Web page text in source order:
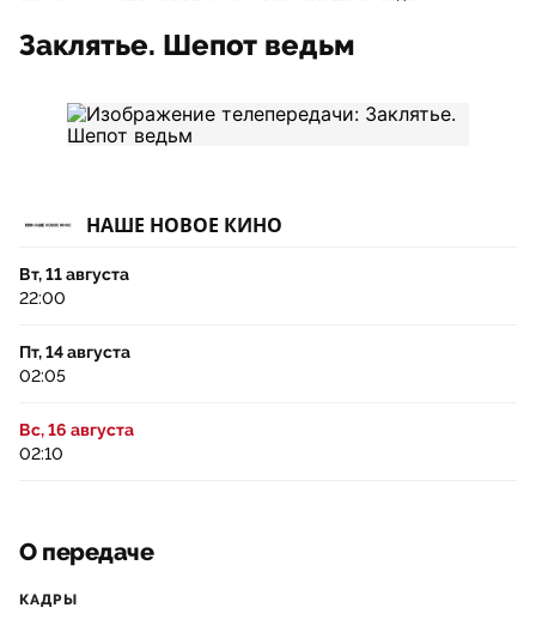
Заклятье. Шепот ведьм
НАШЕ НОВОЕ КИНО
Вт, 11 августа
22:00
Пт, 14 августа
02:05
Вс, 16 августа
02:10
О передаче
КАДРЫ